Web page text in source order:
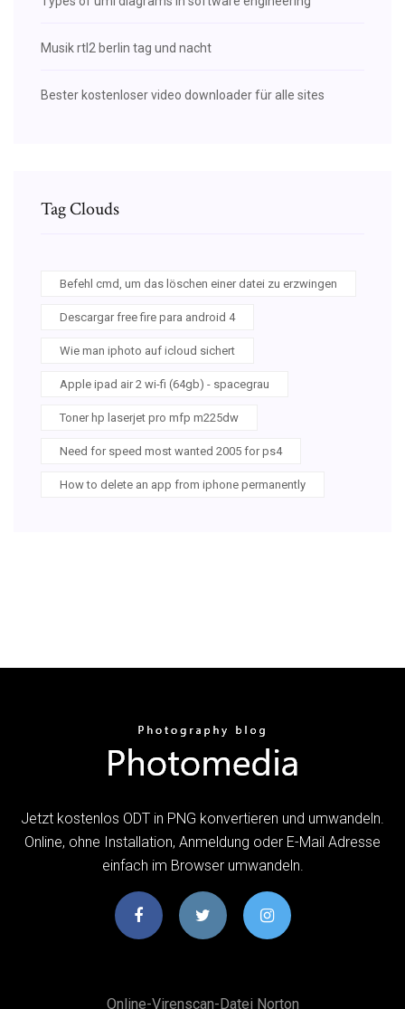
Musik rtl2 berlin tag und nacht
Bester kostenloser video downloader für alle sites
Tag Clouds
Befehl cmd, um das löschen einer datei zu erzwingen
Descargar free fire para android 4
Wie man iphoto auf icloud sichert
Apple ipad air 2 wi-fi (64gb) - spacegrau
Toner hp laserjet pro mfp m225dw
Need for speed most wanted 2005 for ps4
How to delete an app from iphone permanently
Jetzt kostenlos ODT in PNG konvertieren und umwandeln.
Online, ohne Installation, Anmeldung oder E-Mail Adresse
einfach im Browser umwandeln.
Online-Virenscan-Datei Norton